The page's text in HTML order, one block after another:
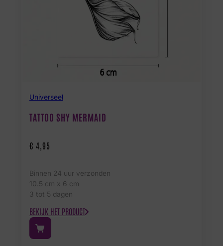
Universeel
TATTOO SHY MERMAID
€ 4,95
Binnen 24 uur verzonden
10.5 cm x 6 cm
3 tot 5 dagen
BEKIJK HET PRODUCT